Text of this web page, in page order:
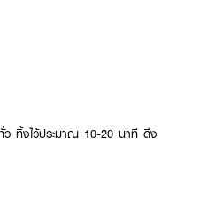
ว ทิ้งไว้ประมาณ 10-20 นาที ดึง